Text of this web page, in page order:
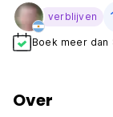
verblijven
Boek meer
Over